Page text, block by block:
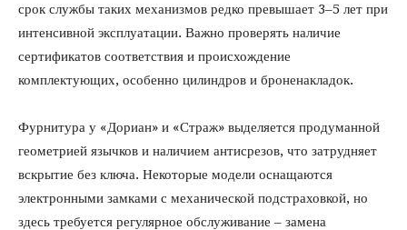
срок службы таких механизмов редко превышает 3–5 лет при
интенсивной эксплуатации. Важно проверять наличие
сертификатов соответствия и происхождение
комплектующих, особенно цилиндров и броненакладок.
Фурнитура у «Дориан» и «Страж» выделяется продуманной
геометрией язычков и наличием антисрезов, что затрудняет
вскрытие без ключа. Некоторые модели оснащаются
электронными замками с механической подстраховкой, но
здесь требуется регулярное обслуживание – замена